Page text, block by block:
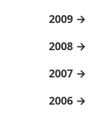
2009
2008
2007
2006